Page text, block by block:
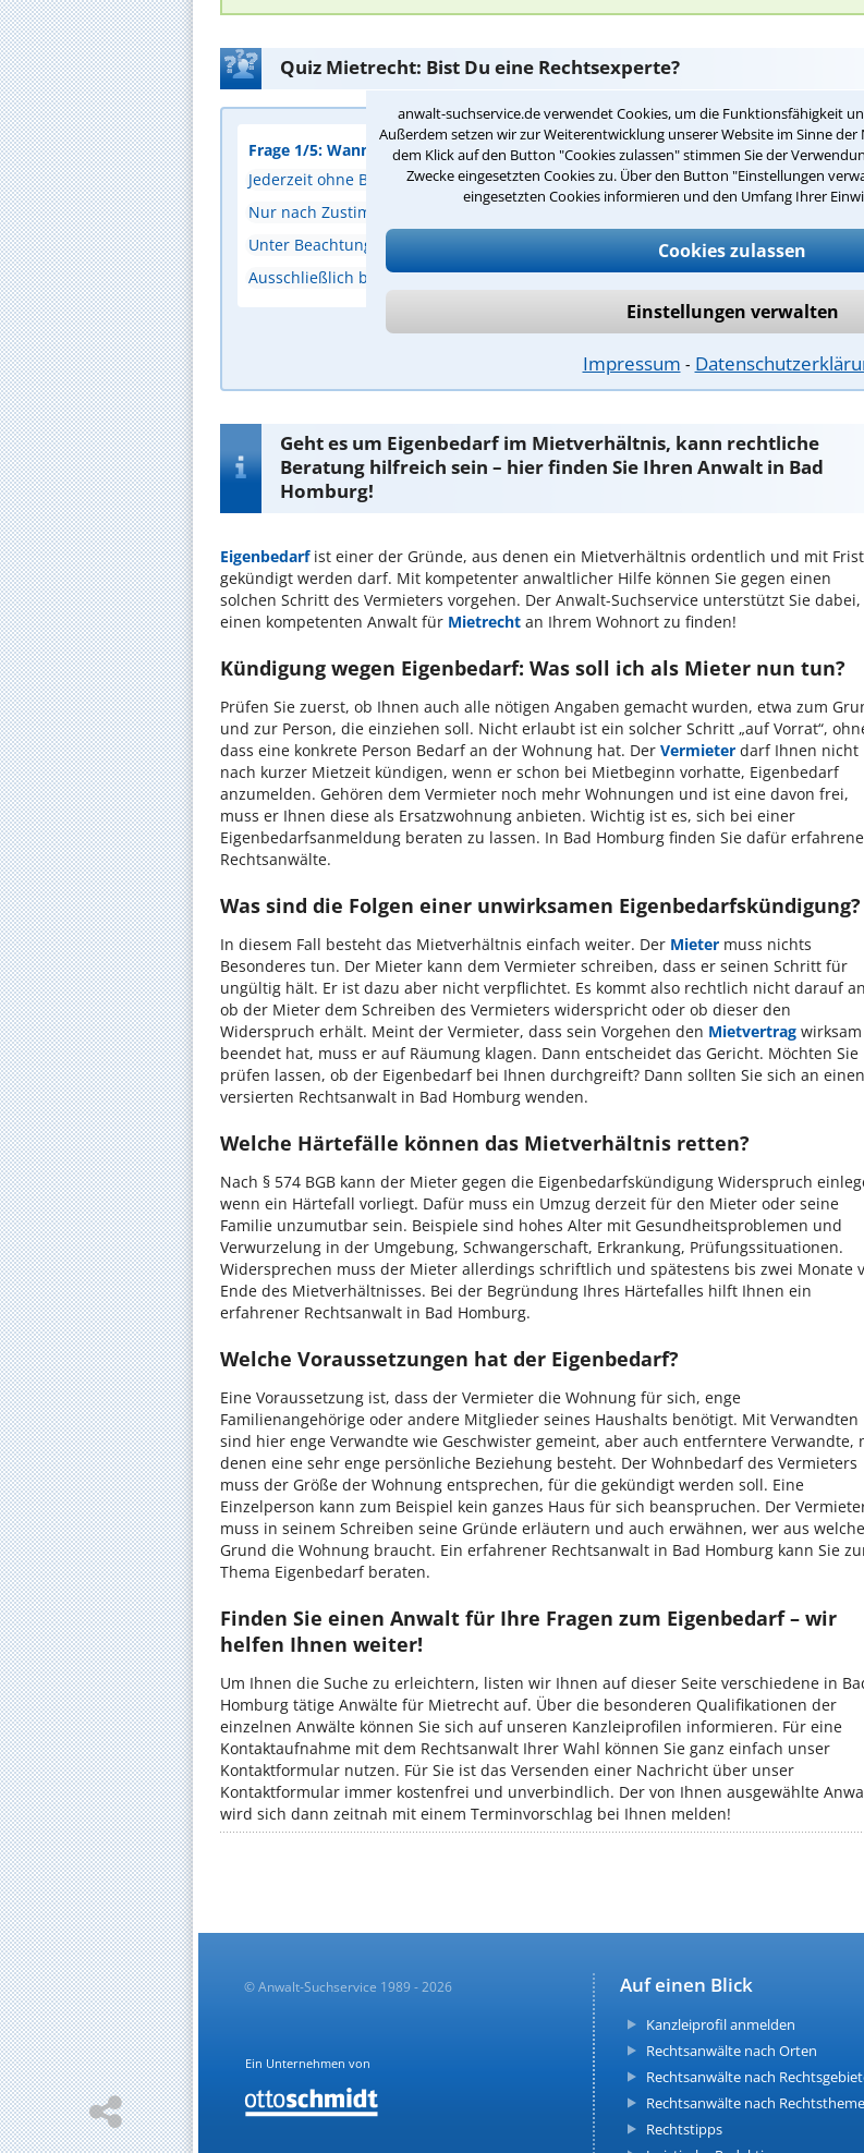
anwalt-suchservice.de verwendet Cookies, um die Funktionsfähigkeit
Außerdem setzen wir zur Weiterentwicklung unserer Website im Sinne
dem Klick auf den Button "Cookies zulassen" stimmen Sie der
Zwecke eingesetzten Cookies zu. Über den Button "Einstellungen
eingesetzten Cookies informieren und den Umfang Ihrer
Cookies zulassen
Einstellungen verwalten
Impressum ⁃
Quiz Mietrecht: Bist Du eine Rechtsexperte?
Frage 1/5: Wann darf ein Vermieter die Miete grundsätzlich erhöhen?
Jederzeit ohne Begründung
Nur nach Zustimmung des Mieters
Unter Beachtung der gesetzlichen Vorgaben, z. B. der örtlichen Vergleichsmiete
Ausschließlich bei Neuvermietung
Geht es um Eigenbedarf im Mietverhältnis, kann rechtliche
Beratung hilfreich sein – hier finden Sie Ihren Anwalt in Bad
Homburg!
Eigenbedarfist einer der Gründe, aus denen ein Mietverhältnis ordentlich und mit Frist
gekündigt werden darf. Mit kompetenter anwaltlicher Hilfe können Sie gegen einen
solchen Schritt des Vermieters vorgehen. Der Anwalt-Suchservice unterstützt Sie dabei,
einen kompetenten Anwalt für Mietrecht an Ihrem Wohnort zu finden!
Kündigung wegen Eigenbedarf: Was soll ich als Mieter nun tun?
Prüfen Sie zuerst, ob Ihnen auch alle nötigen Angaben gemacht wurden, etwa zum
und zur Person, die einziehen soll. Nicht erlaubt ist ein solcher Schritt „auf Vorrat“,
dass eine konkrete Person Bedarf an der Wohnung hat. Der Vermieter darf Ihnen nicht
nach kurzer Mietzeit kündigen, wenn er schon bei Mietbeginn vorhatte, Eigenbedarf
anzumelden. Gehören dem Vermieter noch mehr Wohnungen und ist eine davon frei,
muss er Ihnen diese als Ersatzwohnung anbieten. Wichtig ist es, sich bei einer
Eigenbedarfsanmeldung beraten zu lassen. In Bad Homburg finden Sie dafür erfahrene
Rechtsanwälte.
Was sind die Folgen einer unwirksamen Eigenbedarfskündigung?
In diesem Fall besteht das Mietverhältnis einfach weiter. Der Mieter muss nichts
Besonderes tun. Der Mieter kann dem Vermieter schreiben, dass er seinen Schritt für
ungültig hält. Er ist dazu aber nicht verpflichtet. Es kommt also rechtlich nicht darauf
ob der Mieter dem Schreiben des Vermieters widerspricht oder ob dieser den
Widerspruch erhält. Meint der Vermieter, dass sein Vorgehen den Mietvertrag wirksam
beendet hat, muss er auf Räumung klagen. Dann entscheidet das Gericht. Möchten Sie
prüfen lassen, ob der Eigenbedarf bei Ihnen durchgreift? Dann sollten Sie sich an einen
versierten Rechtsanwalt in Bad Homburg wenden.
Welche Härtefälle können das Mietverhältnis retten?
Nach § 574 BGB kann der Mieter gegen die Eigenbedarfskündigung Widerspruch
wenn ein Härtefall vorliegt. Dafür muss ein Umzug derzeit für den Mieter oder seine
Familie unzumutbar sein. Beispiele sind hohes Alter mit Gesundheitsproblemen und
Verwurzelung in der Umgebung, Schwangerschaft, Erkrankung, Prüfungssituationen.
Widersprechen muss der Mieter allerdings schriftlich und spätestens bis zwei Monate
Ende des Mietverhältnisses. Bei der Begründung Ihres Härtefalles hilft Ihnen ein
erfahrener Rechtsanwalt in Bad Homburg.
Welche Voraussetzungen hat der Eigenbedarf?
Eine Voraussetzung ist, dass der Vermieter die Wohnung für sich, enge
Familienangehörige oder andere Mitglieder seines Haushalts benötigt. Mit Verwandten
sind hier enge Verwandte wie Geschwister gemeint, aber auch entferntere Verwandte,
denen eine sehr enge persönliche Beziehung besteht. Der Wohnbedarf des Vermieters
muss der Größe der Wohnung entsprechen, für die gekündigt werden soll. Eine
Einzelperson kann zum Beispiel kein ganzes Haus für sich beanspruchen. Der
muss in seinem Schreiben seine Gründe erläutern und auch erwähnen, wer aus
Grund die Wohnung braucht. Ein erfahrener Rechtsanwalt in Bad Homburg kann Sie
Thema Eigenbedarf beraten.
Finden Sie einen Anwalt für Ihre Fragen zum Eigenbedarf – wir
helfen Ihnen weiter!
Um Ihnen die Suche zu erleichtern, listen wir Ihnen auf dieser Seite verschiedene in
Homburg tätige Anwälte für Mietrecht auf. Über die besonderen Qualifikationen der
einzelnen Anwälte können Sie sich auf unseren Kanzleiprofilen informieren. Für eine
Kontaktaufnahme mit dem Rechtsanwalt Ihrer Wahl können Sie ganz einfach unser
Kontaktformular nutzen. Für Sie ist das Versenden einer Nachricht über unser
Kontaktformular immer kostenfrei und unverbindlich. Der von Ihnen ausgewählte
wird sich dann zeitnah mit einem Terminvorschlag bei Ihnen melden!
Auf einen Blick
Kanzleiprofil anmelden
Rechtsanwälte nach Orten
Rechtsanwälte nach
Rechtsanwälte nach
Rechtstipps
© Anwalt-Suchservice 1989 - 2026
Ein Unternehmen von